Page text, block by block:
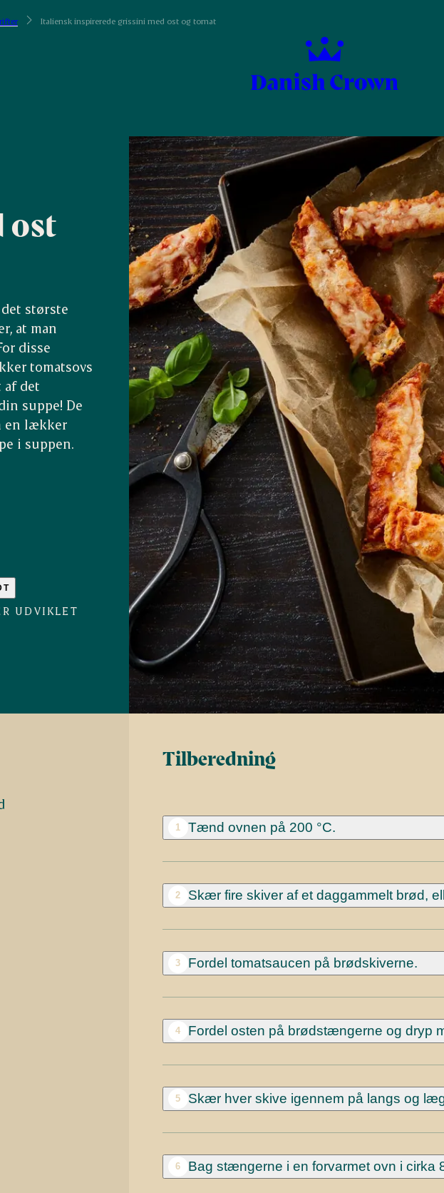
Italiensk inspirerede grissini med ost og tomat
ost
største
at man
disse
tomatsovs
af det
suppe! De
en lækker
i suppen.
UDVIKLET
Tilberedning
1 Tænd ovnen på 200 °C.
2 Skær fire skiver af et daggammelt brød,
3 Fordel tomatsaucen på brødskiverne.
4 Fordel osten på brødstængerne og dryp
5 Skær hver skive igennem på langs og
6 Bag stængerne i en forvarmet ovn i cirka